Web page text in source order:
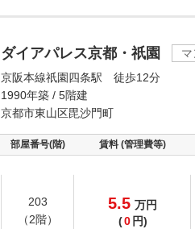
ダイアパレス京都・祇園
京阪本線祇園四条駅 徒歩12分
1990年築 / 5階建
京都市東山区毘沙門町
部屋番号(階) 賃料 (管理費等)
203
（2階）
5.5 万円
(0 円)